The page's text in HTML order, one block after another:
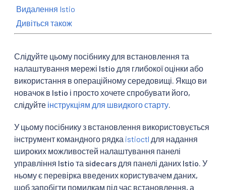
Видалення Istio
Дивіться також
Слідуйте цьому посібнику для встановлення та
налаштування мережі Istio для глибокої оцінки або
використання в операційному середовищі. Якщо ви
новачок в Istio і просто хочете спробувати його,
слідуйте інструкціям для швидкого старту
У цьому посібнику з встановлення використовується
інструмент командного рядка istioctl для надання
широких можливостей налаштування панелі
управління Istio та sidecars для панелі даних Istio. У
ньому є перевірка введених користувачем даних,
щоб запобігти помилкам під час встановлення, а